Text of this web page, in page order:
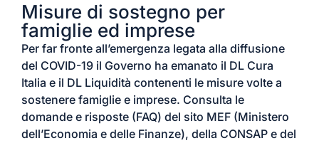
Misure di sostegno per
famiglie ed imprese
Per far fronte all’emergenza legata alla diffusione
del COVID-19 il Governo ha emanato il DL Cura
Italia e il DL Liquidità contenenti le misure volte a
sostenere famiglie e imprese. Consulta le
domande e risposte (FAQ) del sito MEF (Ministero
dell’Economia e delle Finanze), della CONSAP e del